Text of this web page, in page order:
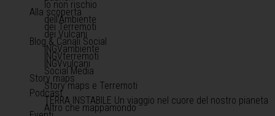
Io non rischio
Alla scoperta
dell'Ambiente
dei Terremoti
dei Vulcani
Blog & Canali Social
INGVambiente
INGVterremoti
INGVvulcani
Social Media
Story maps
Story maps e Terremoti
Podcast
TERRA INSTABILE Un viaggio nel cuore del nostro pianeta
Altro che mappamondo